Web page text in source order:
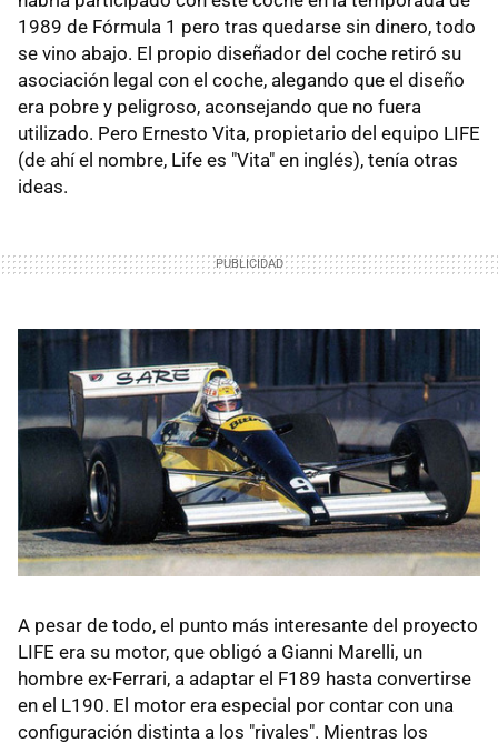
1989 de Fórmula 1 pero tras quedarse sin dinero, todo
se vino abajo. El propio diseñador del coche retiró su
asociación legal con el coche, alegando que el diseño
era pobre y peligroso, aconsejando que no fuera
utilizado. Pero Ernesto Vita, propietario del equipo LIFE
(de ahí el nombre, Life es "Vita" en inglés), tenía otras
ideas.
A pesar de todo, el punto más interesante del proyecto
LIFE era su motor, que obligó a Gianni Marelli, un
hombre ex-Ferrari, a adaptar el F189 hasta convertirse
en el L190. El motor era especial por contar con una
configuración distinta a los "rivales". Mientras los